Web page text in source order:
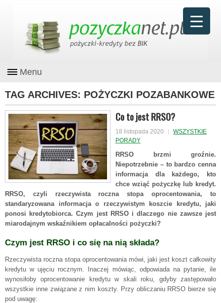
Menu
TAG ARCHIVES: POŻYCZKI POZABANKOWE
Co to jest RRSO?
18 listopada 2020
WSZYSTKIE
PORADY
RRSO brzmi groźnie.
Niepotrzebnie – to bardzo cenna
informacja dla każdego, kto
chce wziąć pożyczkę lub kredyt.
RRSO, czyli rzeczywista roczna stopa oprocentowania, to
standaryzowana informacja o rzeczywistym koszcie kredytu, jaki
ponosi kredytobiorca. Czym jest RRSO i dlaczego nie zawsze jest
miarodajnym wskaźnikiem opłacalności pożyczki?
Czym jest RRSO i co się na nią składa?
Rzeczywista roczna stopa oprocentowania mówi, jaki jest koszt całkowity
kredytu w ujęciu rocznym. Inaczej mówiąc, odpowiada na pytanie, ile
wynosiłoby oprocentowanie kredytu w skali roku, gdyby zastępowało
wszystkie inne związane z nim koszty. Przy obliczaniu RRSO bierze się
pod uwagę: